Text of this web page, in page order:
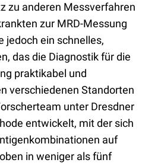
zu anderen Messverfahren
zur MRD-Messung
jedoch ein schnelles,
das die Diagnostik für die
praktikabel und
verschiedenen Standorten
unter Dresdner
entwickelt, mit der sich
auf
in weniger als fünf